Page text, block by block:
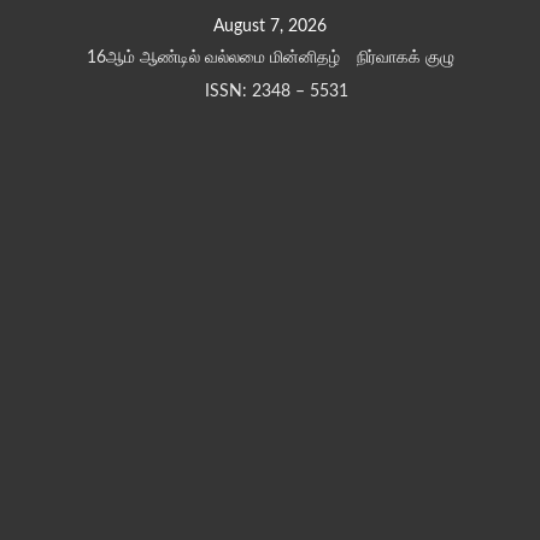
August 7, 2026
16ஆம் ஆண்டில் வல்லமை மின்னிதழ்
நிர்வாகக் குழு
ISSN: 2348 – 5531